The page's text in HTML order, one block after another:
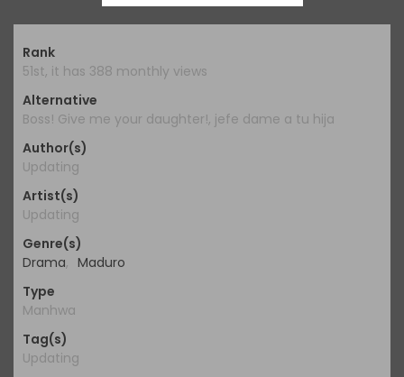
Rank
51st, it has 388 monthly views
Alternative
Boss! Give me your daughter!, jefe dame a tu hija
Author(s)
Updating
Artist(s)
Updating
Genre(s)
Drama, Maduro
Type
Manhwa
Tag(s)
Updating